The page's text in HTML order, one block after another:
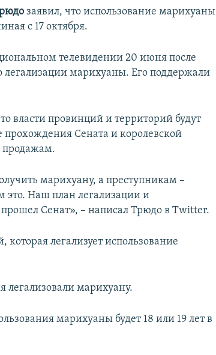
заявил, что использование марихуаны
с 17 октября.
телевидении 20 июня после
легализации марихуаны. Его поддержали
власти провинций и территорий будут
прохождения Сената и королевской
продажам.
марихуану, а преступникам –
это. Наш план легализации и
Сенат», – написал Трюдо в Twitter.
которая легализует использование
легализовали марихуану.
марихуаны будет 18 или 19 лет в